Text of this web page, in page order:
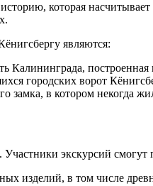
которая
являются:
Калининграда,
городских ворот
замка, в котором некогда
экскурсий смогут
изделий, в том числе